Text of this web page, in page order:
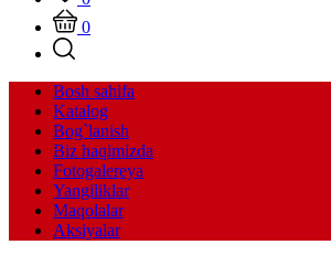
0
Bosh sahifa
Katalog
Bog`lanish
Biz haqimizda
Fotogalereya
Yangiliklar
Maqolalar
Aksiyalar